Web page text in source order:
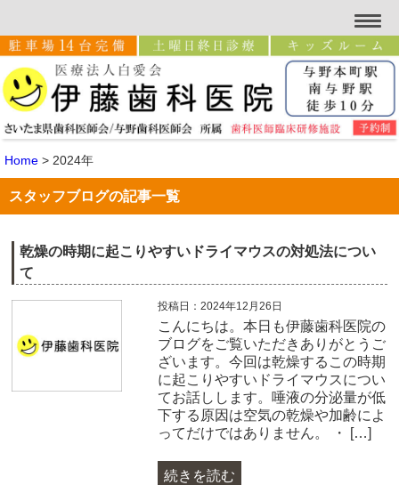
Home > 2024年
スタッフブログの記事一覧
乾燥の時期に起こりやすいドライマウスの対処法につい
て
投稿日：2024年12月26日
こんにちは。本日も伊藤歯科医院の
ブログをご覧いただきありがとうご
ざいます。今回は乾燥するこの時期
に起こりやすいドライマウスについ
てお話しします。唾液の分泌量が低
下する原因は空気の乾燥や加齢によ
ってだけではありません。 ・ […]
続きを読む